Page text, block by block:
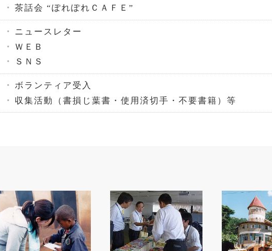
茶話会 “ぽれぽれＣＡＦＥ”
ニュースレター
ＷＥＢ
ＳＮＳ
ボランティア受入
収集活動（書損じ葉書・使用済切手・不要書籍）等